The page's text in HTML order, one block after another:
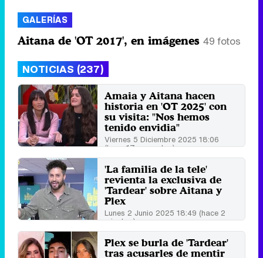
GALERÍAS
Aitana de 'OT 2017', en imágenes 49 fotos
NOTICIAS (237)
Amaia y Aitana hacen
historia en 'OT 2025' con
su visita: "Nos hemos
tenido envidia"
Viernes 5 Diciembre 2025 18:06
(hace 17 segundos)
'La familia de la tele'
revienta la exclusiva de
'Tardear' sobre Aitana y
Plex
Lunes 2 Junio 2025 18:49 (hace 2
minutos)
Plex se burla de 'Tardear'
tras acusarles de mentir